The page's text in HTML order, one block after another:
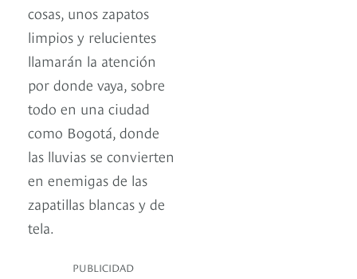
cosas, unos zapatos
limpios y relucientes
llamarán la atención
por donde vaya, sobre
todo en una ciudad
como Bogotá, donde
las lluvias se convierten
en enemigas de las
zapatillas blancas y de
tela.
PUBLICIDAD